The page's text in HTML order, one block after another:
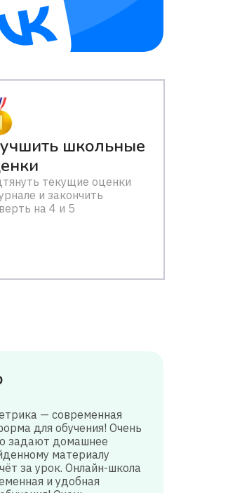
школьные
текущие оценки
и закончить
на 4 и 5
— современная
для обучения! Очень
задают домашнее
материалу
за урок. Онлайн-школа
и удобная